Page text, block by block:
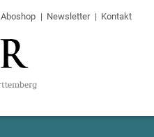
Aboshop Newsletter Kontakt